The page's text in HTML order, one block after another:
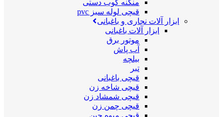
منگنه کوب دستی
قیچی لوله سبز pvc
ابزار آلات نجاری و باغبانی
ابزار آلات باغبانی
موتور برق
آب پاش
بیلچه
تبر
قیچی باغبانی
قیچی شاخه زن
قیچی شمشاد زن
قیچی چمن زن